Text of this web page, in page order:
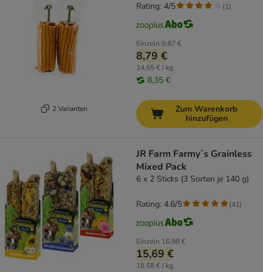
2 Varianten
Einzeln 9,87 €
8,79 €
14,65 € / kg
8,35 €
Rating: 4/5 (1)
Zum Warenkorb
hinzufügen
JR Farm Farmy´s Grainless
Mixed Pack
6 x 2 Sticks (3 Sorten je 140 g)
Einzeln 16,98 €
15,69 €
18,68 € / kg
Rating: 4.6/5 (41)